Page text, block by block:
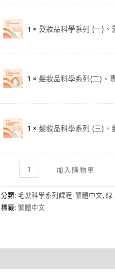
1 × 髮妝品科學系列 (一)、
1 × 髮妝品科學系列(二)、
1 × 髮妝品科學系列 (三)、
系
列
套
加入購物車
分類: 毛髮科學系列課程-繁體中文, 線
標籤: 繁體中文